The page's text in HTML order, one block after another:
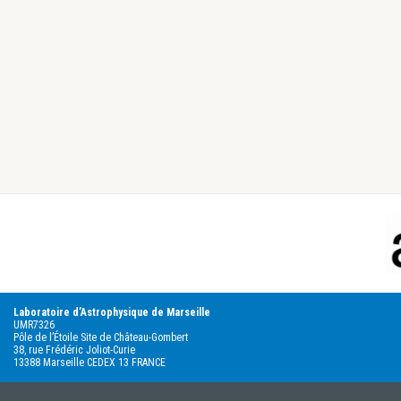
Laboratoire d’Astrophysique de Marseille
UMR7326
Pôle de l’Étoile Site de Château-Gombert
38, rue Frédéric Joliot-Curie
13388 Marseille CEDEX 13 FRANCE